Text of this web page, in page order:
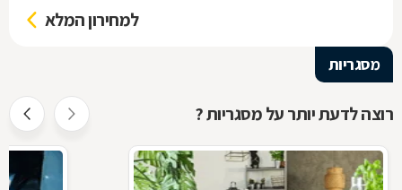
למחירון המלא
מסגריות
רוצה לדעת יותר על מסגריות ?